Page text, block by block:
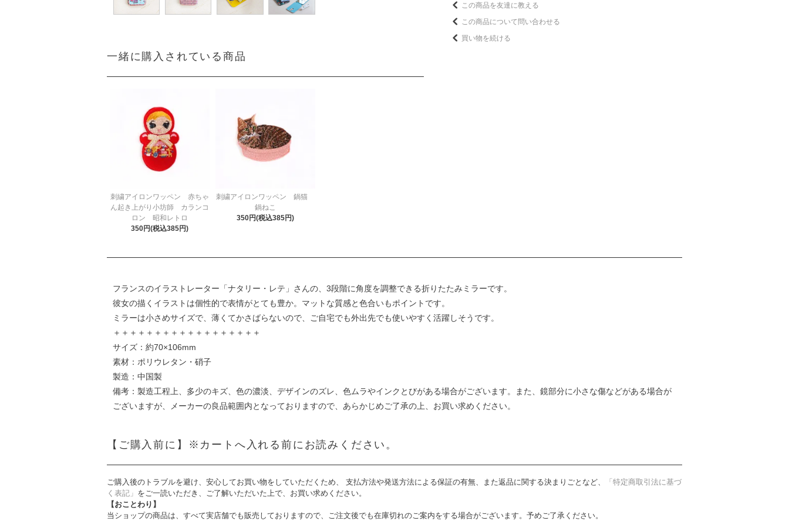
一緒に購入されている商品
刺繍アイロンワッペン 赤ちゃ
ん起き上がり小坊師 カランコ
ロン 昭和レトロ
350円(税込385円)
刺繍アイロンワッペン 鍋猫
鍋ねこ
350円(税込385円)
この商品を友達に教える
この商品について問い合わせる
買い物を続ける
フランスのイラストレーター「ナタリー・レテ」さんの、3段階に角度を調整できる折りたたみミラーです。
彼女の描くイラストは個性的で表情がとても豊か。マットな質感と色合いもポイントです。
ミラーは小さめサイズで、薄くてかさばらないので、ご自宅でも外出先でも使いやすく活躍しそうです。
＋＋＋＋＋＋＋＋＋＋＋＋＋＋＋＋＋＋
サイズ：約70×106mm
素材：ポリウレタン・硝子
製造：中国製
備考：製造工程上、多少のキズ、色の濃淡、デザインのズレ、色ムラやインクとびがある場合がございます。また、鏡部分に小さな傷などがある場合が
ございますが、メーカーの良品範囲内となっておりますので、あらかじめご了承の上、お買い求めください。
【ご購入前に】※カートへ入れる前にお読みください。
ご購入後のトラブルを避け、安心してお買い物をしていただくため、 支払方法や発送方法による保証の有無、また返品に関する決まりごとなど、
「特定商取引法に基づ
く表記」 をご一読いただき、ご了解いただいた上で、お買い求めください。
【おことわり】
当ショップの商品は、すべて実店舗でも販売しておりますので、ご注文後でも在庫切れのご案内をする場合がございます。予めご了承ください。